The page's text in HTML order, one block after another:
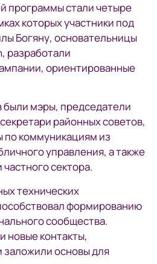
программы стали четыре
которых участники под
Богяну, основательницы
разработали
ориентированные
мэры, председатели
районных советов,
коммуникациям из
управления, а также
сектора.
технических
формированию
сообщества.
новые контакты,
основы для